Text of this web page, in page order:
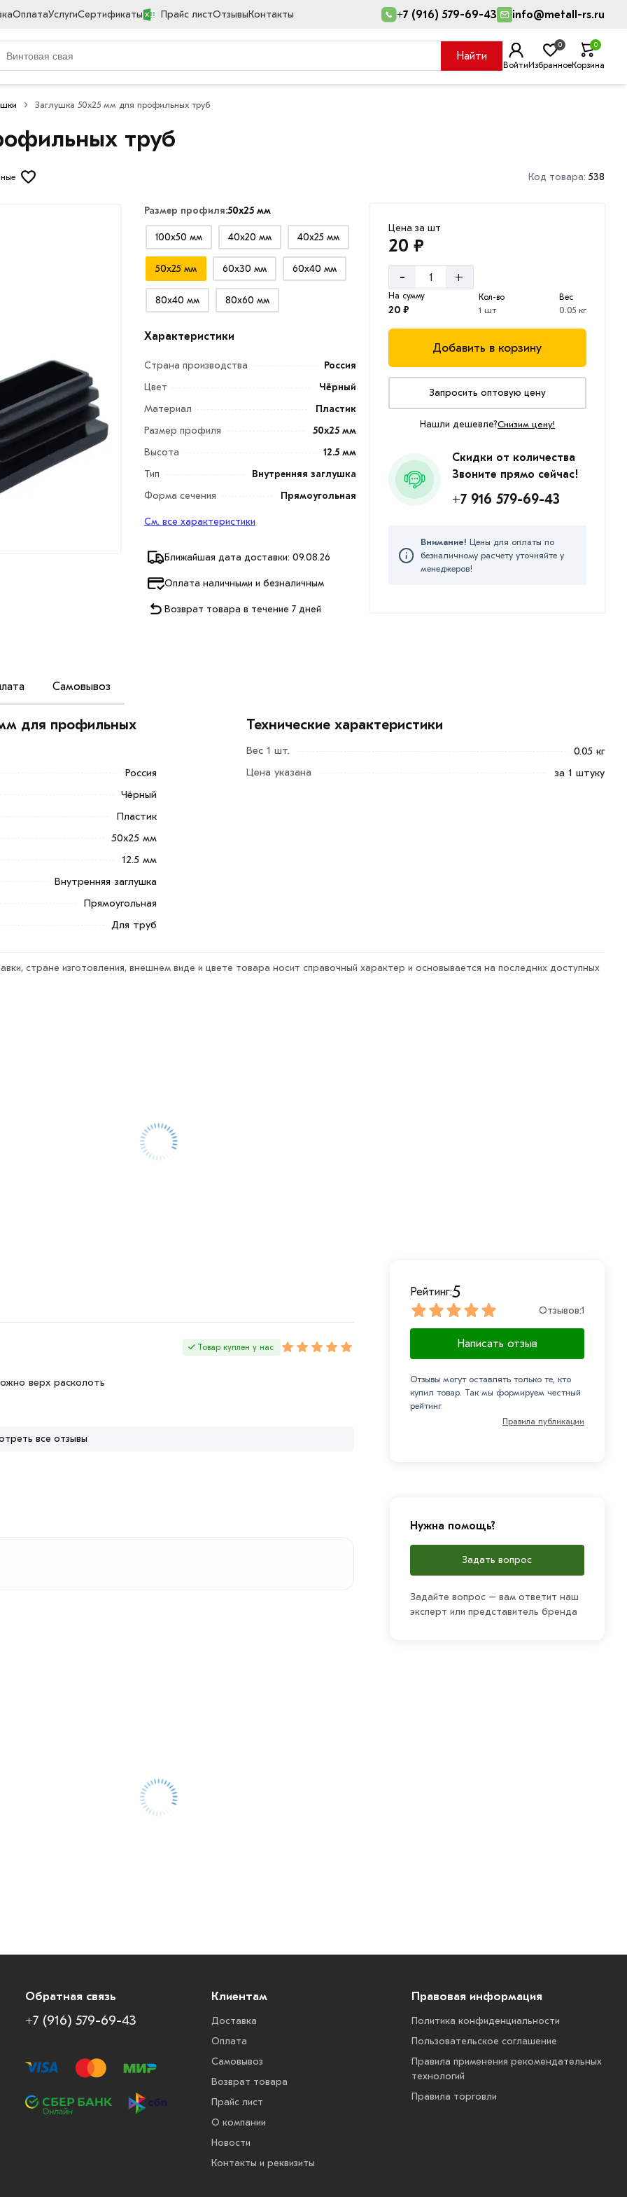
ОплатаУслугиСертификаты Прайс листОтзывыКонтакты +7 (916) 579-69-43 info@metall-rs.ru
Найти
ВойтиИзбранное
0
Корзина
0
Заглушка 50х25 мм для профильных труб
труб
Код товара: 538
Размер профиля:50х25 мм
100х50 мм 40х20 мм 40х25 мм
50х25 мм 60х30 мм 60х40 мм
80х40 мм 80х60 мм
Характеристики
Страна производства
Россия
Цвет
Чёрный
Материал
Пластик
Размер профиля
50х25 мм
Высота
12.5 мм
Тип
Внутренняя заглушка
Форма сечения
Прямоугольная
См. все характеристики
Ближайшая дата доставки: 09.08.26
Оплата наличными и безналичным
Возврат товара в течение 7 дней
Цена за шт
20 ₽
- +
На сумму
20 ₽
Кол-во
1 шт
Вес
0.05 кг
Добавить в корзину
Запросить оптовую цену
Нашли дешевле?Снизим цену!
Скидки от количества
Звоните прямо сейчас!
+7 916 579-69-43
Внимание! Цены для оплаты по
безналичному расчету уточняйте у
менеджеров!
Самовывоз
изготовлении металлических заборов
коррозии, которая может
по контактам указанным на сайте.
профильных труб из категории
действительны в Москве и области.
всем стандартам качества.
обязательно).
для профильных
Россия
Чёрный
Пластик
50х25 мм
12.5 мм
Внутренняя заглушка
Прямоугольная
Для труб
Технические характеристики
Вес 1 шт.
0.05 кг
Цена указана
за 1 штуку
стране изготовления, внешнем виде и цвете товара носит справочный характер и основывается на последних доступных
Товар куплен у нас
верх расколоть
все отзывы
Рейтинг:5
Отзывов:1
Написать отзыв
Отзывы могут оставлять только те, кто
купил товар. Так мы формируем честный
рейтинг
Правила публикации
Нужна помощь?
Задать вопрос
Задайте вопрос – вам ответит наш
эксперт или представитель бренда
Обратная связь
+7 (916) 579-69-43
Клиентам
Доставка
Оплата
Самовывоз
Возврат товара
Прайс лист
О компании
Новости
Контакты и реквизиты
Правовая информация
Политика конфиденциальности
Пользовательское соглашение
Правила применения рекомендательных
технологий
Правила торговли